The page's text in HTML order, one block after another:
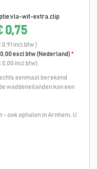
wit-extra.clip
0,75
0,91 incl btw )
excl btw (Nederland)*
0,00 incl btw)
eenmaal berekend
waddeneilanden kan een
ook ophalen in Arnhem. U